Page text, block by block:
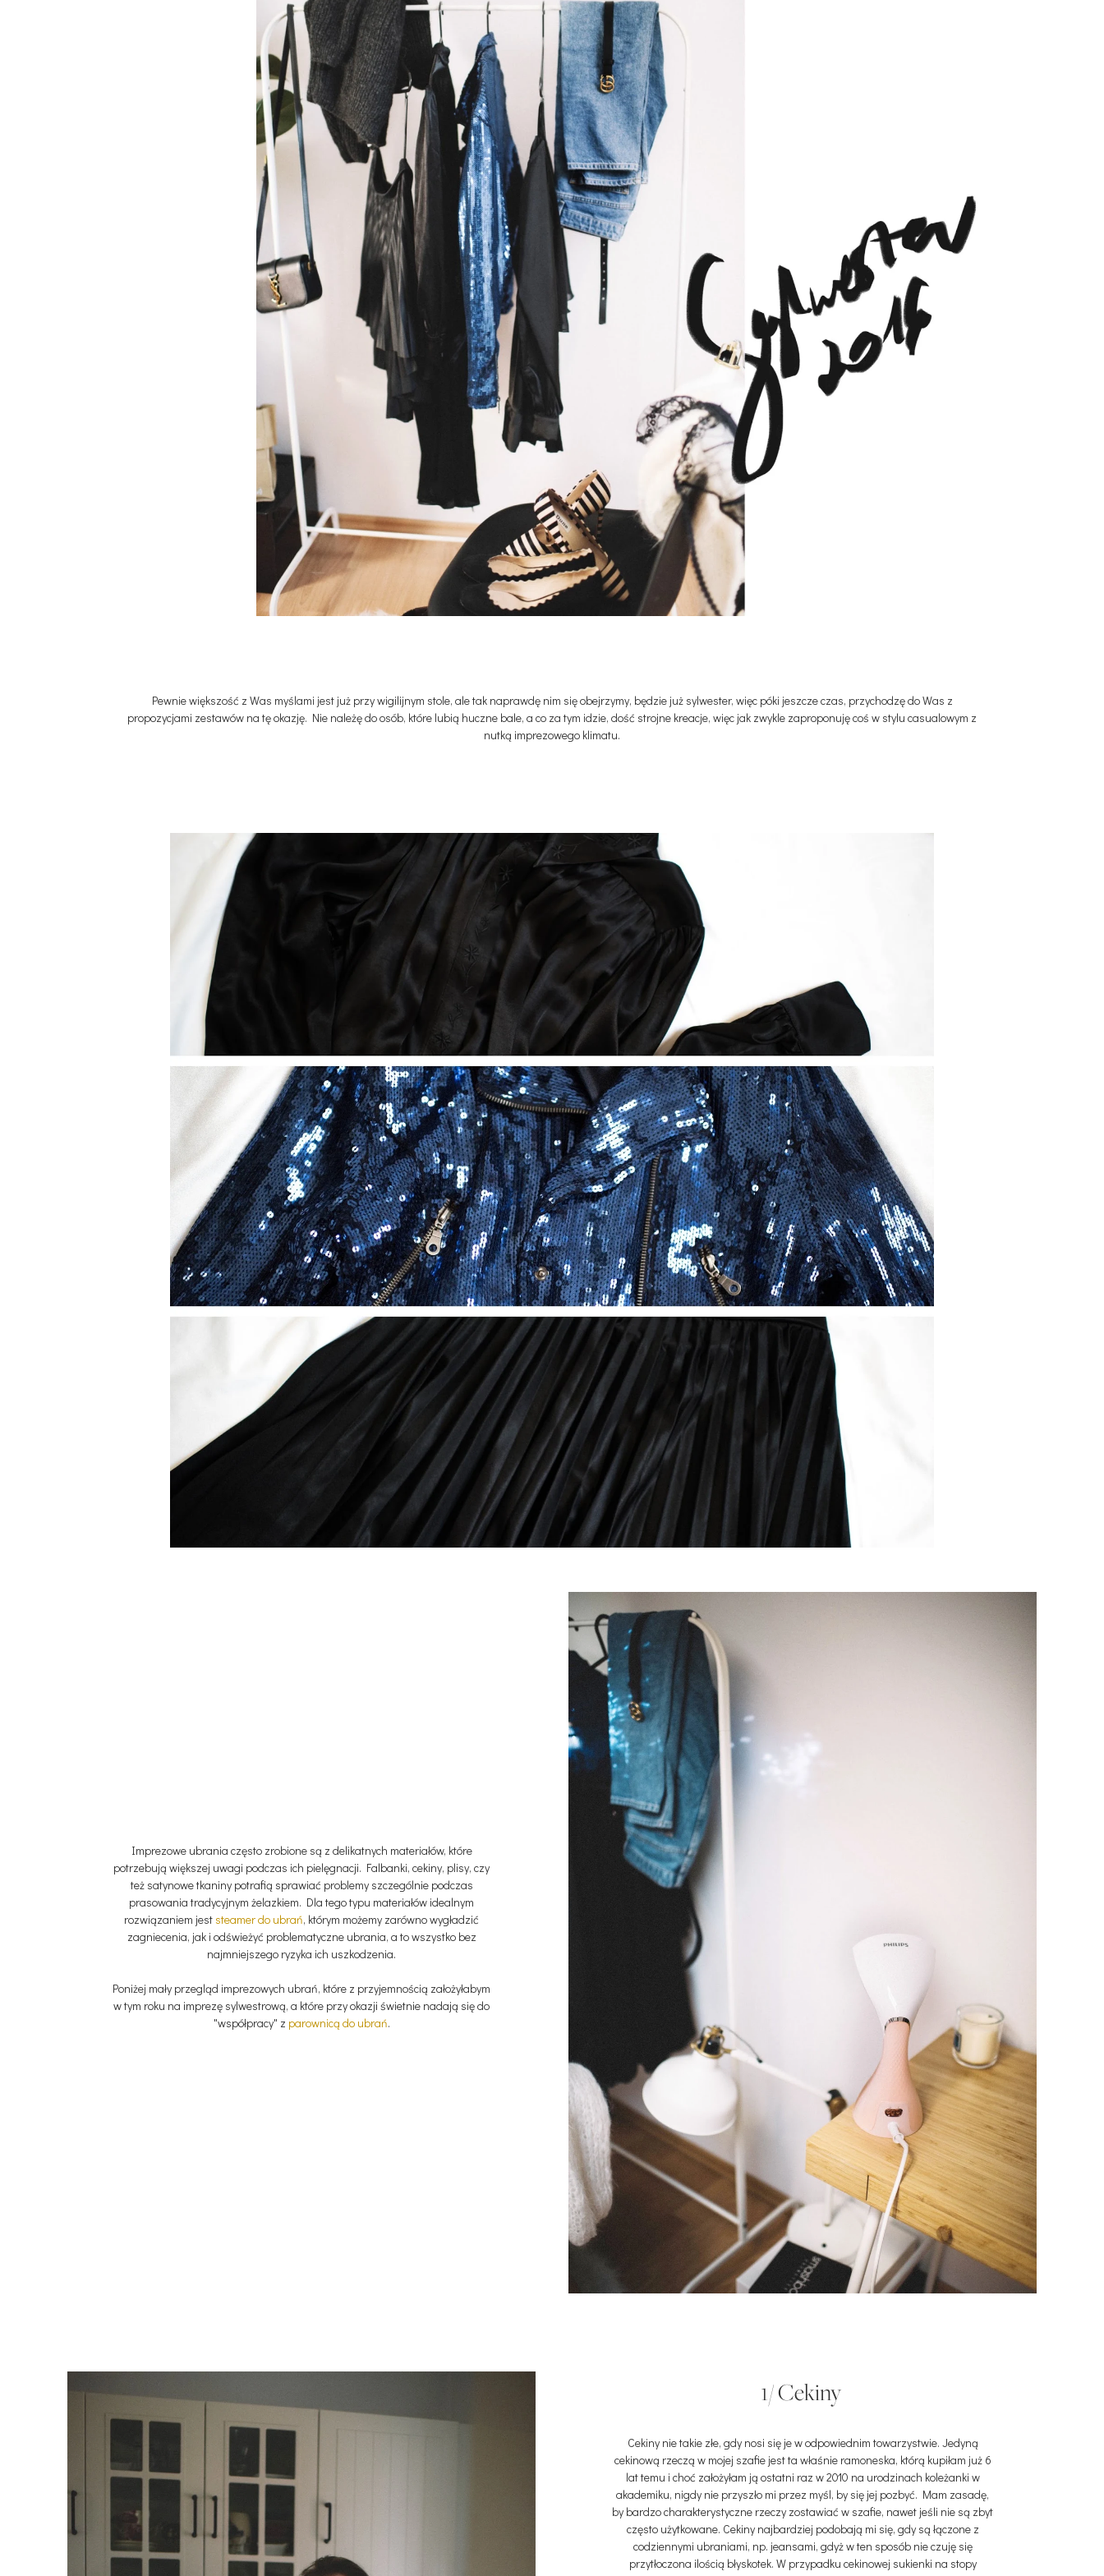
Pewnie większość z Was myślami jest już przy wigilijnym stole, ale tak naprawdę nim się obejrzymy, będzie już sylwester, więc póki jeszcze czas, przychodzę do Was z
propozycjami zestawów na tę okazję. Nie należę do osób, które lubią huczne bale, a co za tym idzie, dość strojne kreacje, więc jak zwykle zaproponuję coś w stylu casualowym z
nutką imprezowego klimatu.
Imprezowe ubrania często zrobione są z delikatnych materiałów, które
potrzebują większej uwagi podczas ich pielęgnacji. Falbanki, cekiny, plisy, czy
też satynowe tkaniny potrafią sprawiać problemy szczególnie podczas
prasowania tradycyjnym żelazkiem. Dla tego typu materiałów idealnym
rozwiązaniem jest steamer do ubrań, którym możemy zarówno wygładzić
zagniecenia, jak i odświeżyć problematyczne ubrania, a to wszystko bez
najmniejszego ryzyka ich uszkodzenia.
Poniżej mały przegląd imprezowych ubrań, które z przyjemnością założyłabym
w tym roku na imprezę sylwestrową, a które przy okazji świetnie nadają się do
"współpracy" z parownicą do ubrań.
1/ Cekiny
Cekiny nie takie złe, gdy nosi się je w odpowiednim towarzystwie. Jedyną
cekinową rzeczą w mojej szafie jest ta właśnie ramoneska, którą kupiłam już 6
lat temu i choć założyłam ją ostatni raz w 2010 na urodzinach koleżanki w
akademiku, nigdy nie przyszło mi przez myśl, by się jej pozbyć. Mam zasadę,
by bardzo charakterystyczne rzeczy zostawiać w szafie, nawet jeśli nie są zbyt
często użytkowane. Cekiny najbardziej podobają mi się, gdy są łączone z
codziennymi ubraniami, np. jeansami, gdyż w ten sposób nie czuję się
przytłoczona ilością błyskotek. W przypadku cekinowej sukienki na stopy